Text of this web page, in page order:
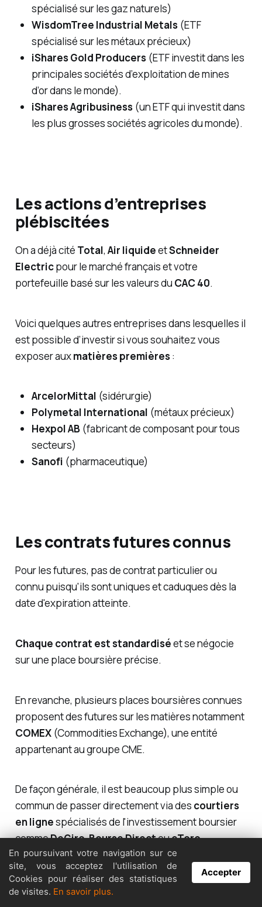
spécialisé sur les gaz naturels)
WisdomTree Industrial Metals(ETF
spécialisé sur les métaux précieux)
iShares Gold Producers(ETF investit dans les
principales sociétés d’exploitation de mines
d’or dans le monde).
iShares Agribusiness(un ETF qui investit dans
les plus grosses sociétés agricoles du monde).
Les actions d’entreprises
plébiscitées
On a déjà cité Total, Air liquideetSchneider
Electricpour le marché français et votre
portefeuille basé sur les valeurs du CAC 40.
Voici quelques autres entreprises dans lesquelles il
est possible d’investir si vous souhaitez vous
exposer auxmatières premières:
ArcelorMittal (sidérurgie)
Polymetal International (métaux précieux)
Hexpol AB(fabricant de composant pour tous
secteurs)
Sanofi (pharmaceutique)
Les contrats futures connus
Pour les futures, pas de contrat particulier ou
connu puisqu'ils sont uniques et caduques dès la
date d'expiration atteinte.
Chaque contrat est standardiséet se négocie
sur une place boursière précise.
En revanche, plusieurs places boursières connues
proposent des futures sur les matières notamment
COMEX(Commodities Exchange), une entité
appartenant au groupe CME.
De façon générale, il est beaucoup plus simple ou
commun de passer directement via des courtiers
en lignespécialisés de l'investissement boursier
commeDeGiro,Bourse DirectoueToro.
Nous avons d'ailleurs rédigé un article complet sur
les meilleuresapplications pour investir en bourse
En poursuivant votre navigation sur ce
site, vous acceptez l'utilisation de
Cookies pour réaliser des statistiques
de visites. En savoir plus.
Accepter